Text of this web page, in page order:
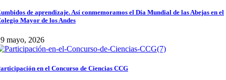
de aprendizaje. Así conmemoramos el Día Mundial de las Abejas en el
Mayor de los Andes
mayo, 2026
en el Concurso de Ciencias CCG